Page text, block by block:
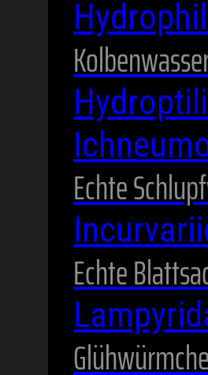
Echte
Echte